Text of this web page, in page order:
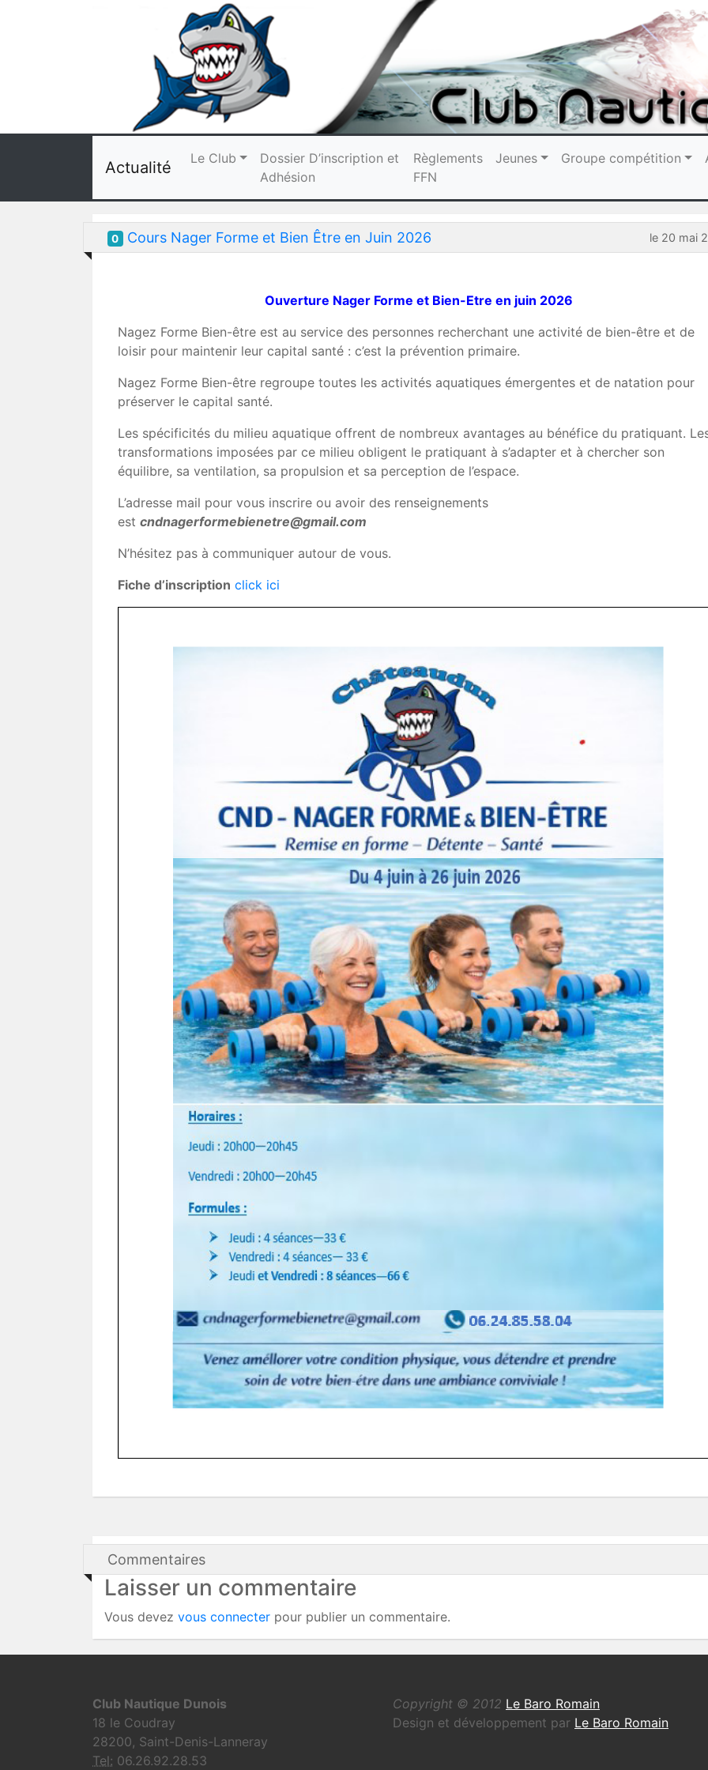
Actualité Le Club
Dossier D’inscription et
Adhésion
Règlements
FFN
Jeunes Groupe compétition
0 Cours Nager Forme et Bien Être en Juin 2026 le 20 mai
Ouverture Nager Forme et Bien-Etre en juin 2026
Nagez Forme Bien-être est au service des personnes recherchant une activité de bien-être et de
loisir pour maintenir leur capital santé : c’est la prévention primaire.
Nagez Forme Bien-être regroupe toutes les activités aquatiques émergentes et de natation pour
préserver le capital santé.
Les spécificités du milieu aquatique offrent de nombreux avantages au bénéfice du pratiquant.
transformations imposées par ce milieu obligent le pratiquant à s’adapter et à chercher son
équilibre, sa ventilation, sa propulsion et sa perception de l’espace.
L’adresse mail pour vous inscrire ou avoir des renseignements
est cndnagerformebienetre@gmail.com
N’hésitez pas à communiquer autour de vous.
Fiche d’inscription click ici
Commentaires
Laisser un commentaire
Vous devez vous connecter pour publier un commentaire.
Club Nautique Dunois
18 le Coudray
28200, Saint-Denis-Lanneray
Tel: 06.26.92.28.53
Copyright © 2012 Le Baro Romain
Design et développement par Le Baro Romain